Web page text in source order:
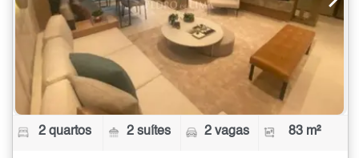
2 quartos 2 suítes 2 vagas 83 m²